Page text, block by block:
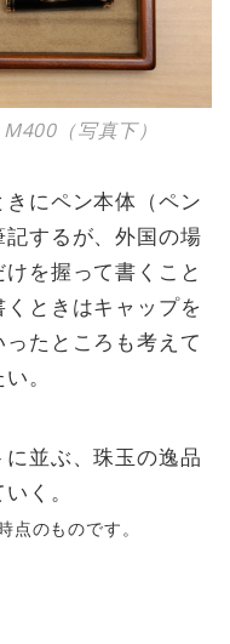
（写真下）
にペン本体（ペン
するが、外国の場
を握って書くこと
ときはキャップを
たところも考えて
。
並ぶ、珠玉の逸品
く。
のものです。